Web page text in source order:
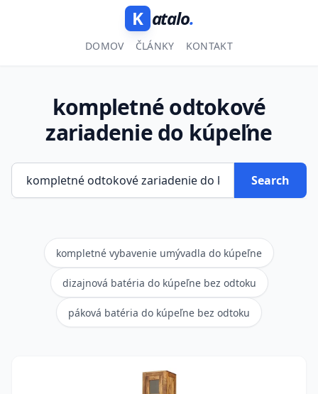
K atalo.
DOMOV ČLÁNKY KONTAKT
kompletné odtokové
zariadenie do kúpeľne
Search
kompletné vybavenie umývadla do kúpeľne
dizajnová batéria do kúpeľne bez odtoku
páková batéria do kúpeľne bez odtoku